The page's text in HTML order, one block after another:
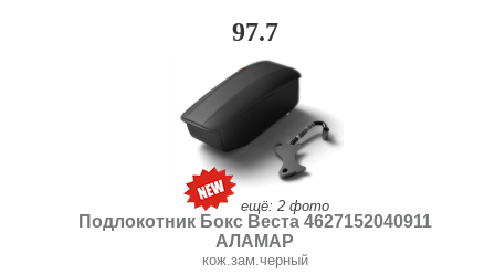
97.7
ещё: 2 фото
Подлокотник Бокс Веста 4627152040911
АЛАМАР
кож.зам.черный